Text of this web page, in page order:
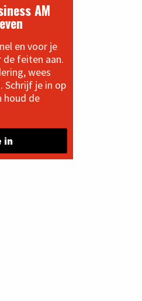
AM
en voor je
feiten aan.
wees
Schrijf je in op
houd de
in